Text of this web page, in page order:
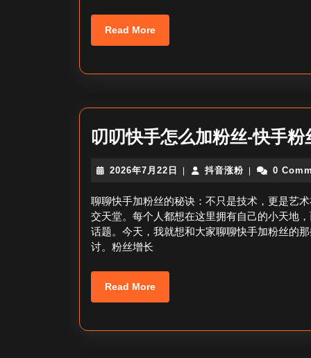
Read MoreRead
More
叨叨快手怎么加粉丝-快手粉
2026年7月22日
2026
7
月
22
日
抖音涨粉抖
涨
粉
0
聊聊快手加粉丝的秘诀：不只是技术，更是艺
交天堂。每个人都想在这里拥有自己的小天地
话题。今天，我就想和大家聊聊快手加粉丝的
讨。粉丝增长
Read MoreRead
More